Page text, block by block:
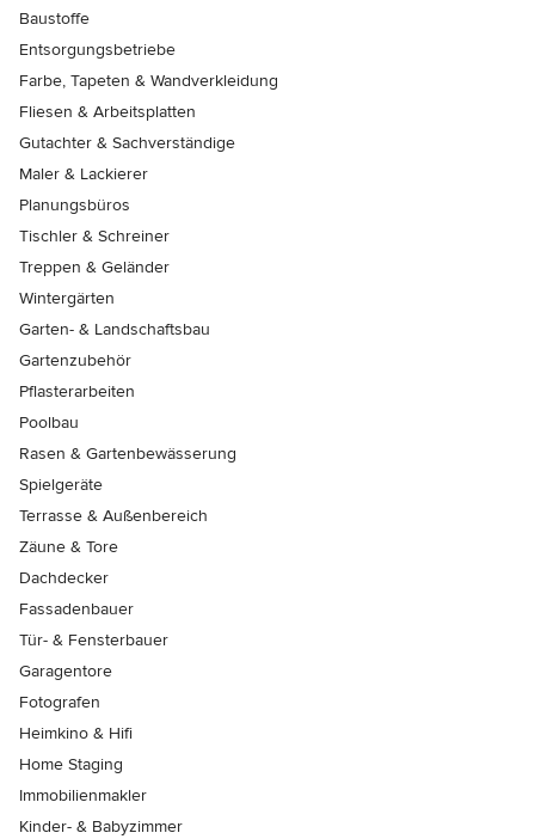
Baustoffe
Entsorgungsbetriebe
Farbe, Tapeten & Wandverkleidung
Fliesen & Arbeitsplatten
Gutachter & Sachverständige
Maler & Lackierer
Planungsbüros
Tischler & Schreiner
Treppen & Geländer
Wintergärten
Garten- & Landschaftsbau
Gartenzubehör
Pflasterarbeiten
Poolbau
Rasen & Gartenbewässerung
Spielgeräte
Terrasse & Außenbereich
Zäune & Tore
Dachdecker
Fassadenbauer
Tür- & Fensterbauer
Garagentore
Fotografen
Heimkino & Hifi
Home Staging
Immobilienmakler
Kinder- & Babyzimmer